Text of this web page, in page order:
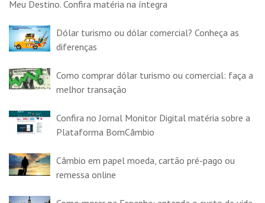
Meu Destino. Confira matéria na íntegra
Dólar turismo ou dólar comercial? Conheça as
diferenças
Como comprar dólar turismo ou comercial: faça a
melhor transação
Confira no Jornal Monitor Digital matéria sobre a
Plataforma BomCâmbio
Câmbio em papel moeda, cartão pré-pago ou
remessa online